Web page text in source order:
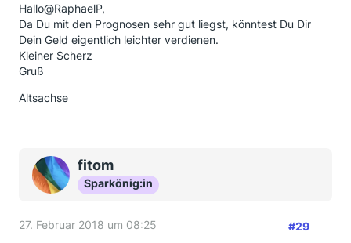
Hallo@RaphaelP,
Da Du mit den Prognosen sehr gut liegst, könntest Du Dir
Dein Geld eigentlich leichter verdienen.
Kleiner Scherz
Gruß
Altsachse
fitom
Sparkönig:in
27. Februar 2018 um 08:25 #29